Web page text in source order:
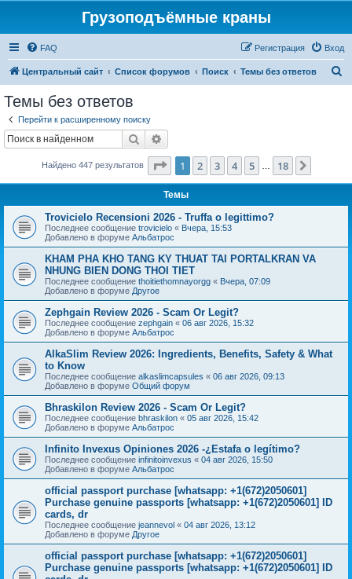
Грузоподъёмные краны
FAQ Вход
Регистрация
Центральный сайт Список форумов Поиск Темы без ответов
Темы без ответов
Перейти к расширенному поиску
Поиск
Найдено 447 результатов Страница из 18
1 2 3 4 5 18
Темы
Trovicielo Recensioni 2026 - Truffa o legittimo?
Последнее сообщение trovicielo « Вчера, 15:53
Добавлено в форуме Альбатрос
KHAM PHA KHO TANG KY THUAT TAI PORTALKRAN VA
NHUNG BIEN DONG THOI TIET
Последнее сообщение thoitiethomnayorgg « Вчера, 07:09
Добавлено в форуме Другое
Zephgain Review 2026 - Scam Or Legit?
Последнее сообщение zephgain « 06 авг 2026, 15:32
Добавлено в форуме Альбатрос
AlkaSlim Review 2026: Ingredients, Benefits, Safety & What
to Know
Последнее сообщение alkaslimcapsules « 06 авг 2026, 09:13
Добавлено в форуме Общий форум
Bhraskilon Review 2026 - Scam Or Legit?
Последнее сообщение bhraskilon « 05 авг 2026, 15:42
Добавлено в форуме Альбатрос
Infinito Invexus Opiniones 2026 -¿Estafa o legítimo?
Последнее сообщение infinitoinvexus « 04 авг 2026, 15:50
Добавлено в форуме Альбатрос
official passport purchase [whatsapp: +1(672)2050601]
Purchase genuine passports [whatsapp: +1(672)2050601] ID
cards, dr
Последнее сообщение jeannevol « 04 авг 2026, 13:12
Добавлено в форуме Другое
official passport purchase [whatsapp: +1(672)2050601]
Purchase genuine passports [whatsapp: +1(672)2050601] ID